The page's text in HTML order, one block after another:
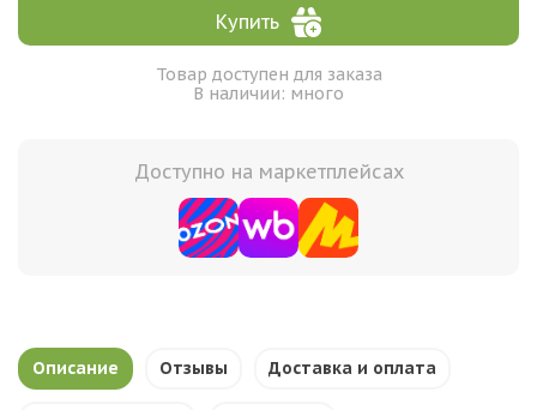
Купить
Товар доступен для заказа
В наличии: много
Доступно на маркетплейсах
Описание Отзывы Доставка и оплата